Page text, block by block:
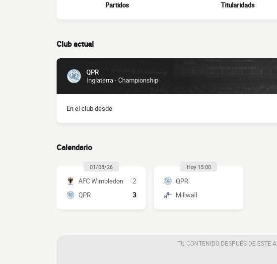
Partidos Titularidads
Club actual
QPR
Inglaterra - Championship
En el club desde
Calendario
01/08/26
AFC Wimbledon
2
QPR
3
Hoy 15:00
QPR
Millwall
TU CONTENIDO DESPUÉS DE ESTE